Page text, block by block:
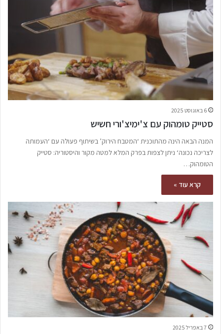
6 באוגוסט 2025
סטייק טומהוק עם צ'ימיצ'ורי חשיש
המנה הבאה הינה מהתוכנית ‘המטבח הירוק’ בשיתוף פעולה עם ‘העמותה
לצריכה נכונה‘ ניתן לצפות בפרק המלא למטה מקור והיסטוריה: סטייק
הטומהוק…
קרא עוד »
7 באפריל 2025